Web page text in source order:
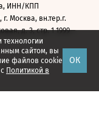
сайтом, вы
файлов cookie
Политикой в
ОК
ИНН/КПП
г. Москва, вн.тер.г.
д. 3, стр. 1 1999—